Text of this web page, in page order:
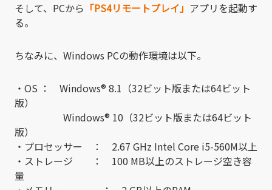
そして、PCから 「PS4リモートプレイ」 アプリを起動す
る。
ちなみに、Windows PCの動作環境は以下。
・OS ： Windows® 8.1（32ビット版または64ビット
版）
Windows® 10（32ビット版または64ビット
版）
・プロセッサー ： 2.67 GHz Intel Core i5-560M以上
・ストレージ ： 100 MB以上のストレージ空き容
量